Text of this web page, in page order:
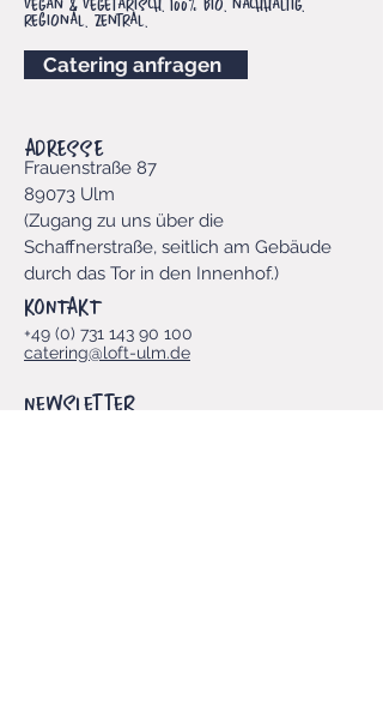
regional. Zentral.
Catering anfragen
ADRESSE
Frauenstraße 87
89073 Ulm
​(Zugang zu uns über die
Schaffnerstraße, seitlich am Gebäude
durch das Tor in den Innenhof.)​
KONTAKT
+49 (0) 731 143 90 100
catering@loft-ulm.de
Newsletter